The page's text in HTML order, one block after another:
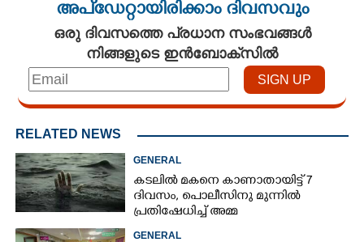
അപ്ഡേറ്റായിരിക്കാം ദിവസവും
ഒരു ദിവസത്തെ പ്രധാന സംഭവങ്ങൾ
നിങ്ങളുടെ ഇൻബോക്സിൽ
RELATED NEWS
GENERAL
കടലിൽ മകനെ കാണാതായിട്ട് 7
ദിവസം, പൊലീസിനു മുന്നിൽ
പ്രതിഷേധിച്ച് അമ്മ
GENERAL